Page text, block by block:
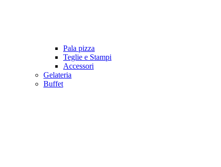
Pala pizza
Teglie e Stampi
Accessori
Gelateria
Buffet